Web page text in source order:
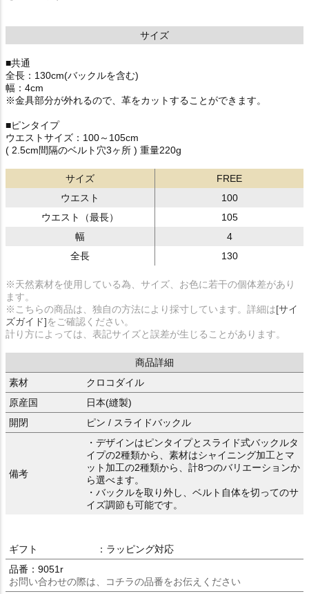
サイズ
■共通
全長：130cm(バックルを含む)
幅：4cm
※金具部分が外れるので、革をカットすることができます。
■ピンタイプ
ウエストサイズ：100～105cm
( 2.5cm間隔のベルト穴3ヶ所 ) 重量220g
サイズ
FREE
ウエスト
100
ウエスト（最長）
105
幅
4
全長
130
※天然素材を使用している為、サイズ、お色に若干の個体差があり
ます。
※こちらの商品は、独自の方法により採寸しています。詳細は[サイ
ズガイド]をご確認ください。
計り方によっては、表記サイズと誤差が生じることがあります。
商品詳細
素材
クロコダイル
原産国
日本(縫製)
開閉
ピン / スライドバックル
備考
・デザインはピンタイプとスライド式バックルタ
イプの2種類から、素材はシャイニング加工とマ
ット加工の2種類から、計8つのバリエーションか
ら選べます。
・バックルを取り外し、ベルト自体を切ってのサ
イズ調節も可能です。
ギフト
：ラッピング対応
品番：9051r
お問い合わせの際は、コチラの品番をお伝えください